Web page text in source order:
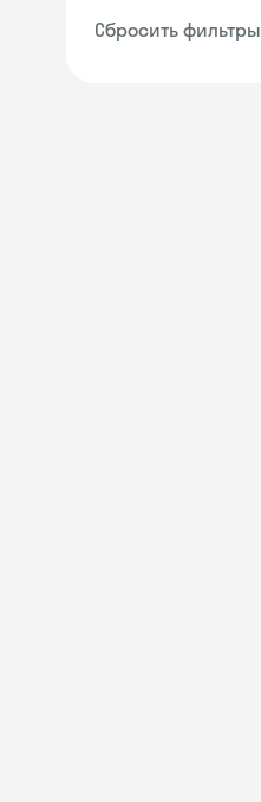
Сбросить фильтры